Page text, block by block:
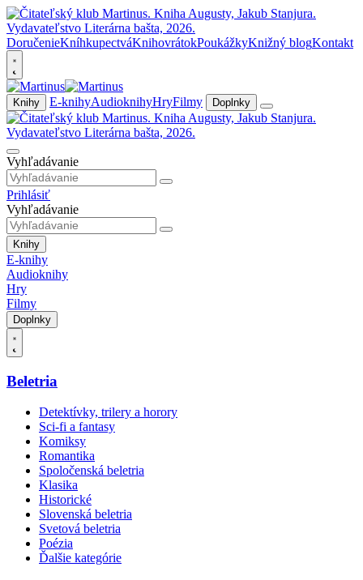
DoručenieKníhkupectváKnihovrátokPoukážkyKnižný blogKontakt
Knihy E-knihyAudioknihyHryFilmy Doplnky
Vyhľadávanie
Prihlásiť
Vyhľadávanie
Knihy
E-knihy
Audioknihy
Hry
Filmy
Doplnky
Beletria
Detektívky, trilery a horory
Sci-fi a fantasy
Komiksy
Romantika
Spoločenská beletria
Klasika
Historické
Slovenská beletria
Svetová beletria
Poézia
Ďalšie kategórie